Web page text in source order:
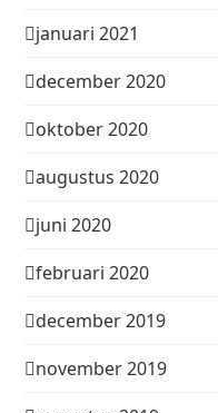
januari 2021
december 2020
oktober 2020
augustus 2020
juni 2020
februari 2020
december 2019
november 2019